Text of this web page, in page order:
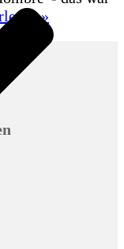
»
Verein
Bauland